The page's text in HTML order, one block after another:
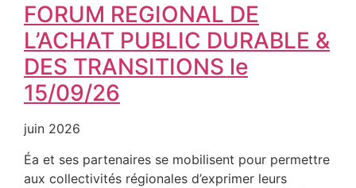
FORUM REGIONAL DE
L’ACHAT PUBLIC DURABLE &
DES TRANSITIONS le
15/09/26
juin 2026
Éa et ses partenaires se mobilisent pour permettre
aux collectivités régionales d’exprimer leurs